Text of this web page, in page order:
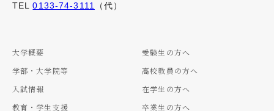
TEL0133-74-3111 （代）
大学概要
学部・大学院等
入試情報
教育・学生支援
受験生の方へ
高校教員の方へ
在学生の方へ
卒業生の方へ